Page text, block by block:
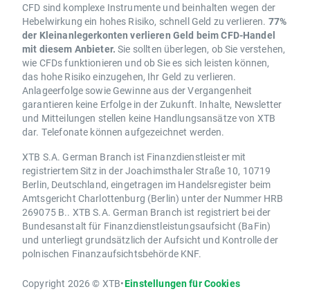
CFD sind komplexe Instrumente und beinhalten wegen der
Hebelwirkung ein hohes Risiko, schnell Geld zu verlieren. 77%
der Kleinanlegerkonten verlieren Geld beim CFD-Handel
mit diesem Anbieter. Sie sollten überlegen, ob Sie verstehen,
wie CFDs funktionieren und ob Sie es sich leisten können,
das hohe Risiko einzugehen, Ihr Geld zu verlieren.
Anlageerfolge sowie Gewinne aus der Vergangenheit
garantieren keine Erfolge in der Zukunft. Inhalte, Newsletter
und Mitteilungen stellen keine Handlungsansätze von XTB
dar. Telefonate können aufgezeichnet werden.
XTB S.A. German Branch ist Finanzdienstleister mit
registriertem Sitz in der Joachimsthaler Straße 10, 10719
Berlin, Deutschland, eingetragen im Handelsregister beim
Amtsgericht Charlottenburg (Berlin) unter der Nummer HRB
269075 B.. XTB S.A. German Branch ist registriert bei der
Bundesanstalt für Finanzdienstleistungsaufsicht (BaFin)
und unterliegt grundsätzlich der Aufsicht und Kontrolle der
polnischen Finanzaufsichtsbehörde KNF.
Copyright 2026 © XTB•Einstellungen für Cookies